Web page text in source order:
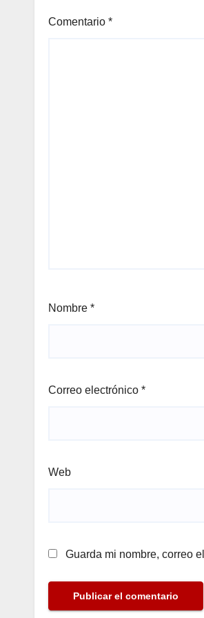
Comentario *
Nombre *
Correo electrónico *
Web
Guarda mi nombre, correo